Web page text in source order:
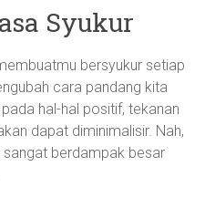
Syukur
bersyukur setiap
cara pandang kita
hal-hal positif, tekanan
dapat diminimalisir. Nah,
sangat berdampak besar